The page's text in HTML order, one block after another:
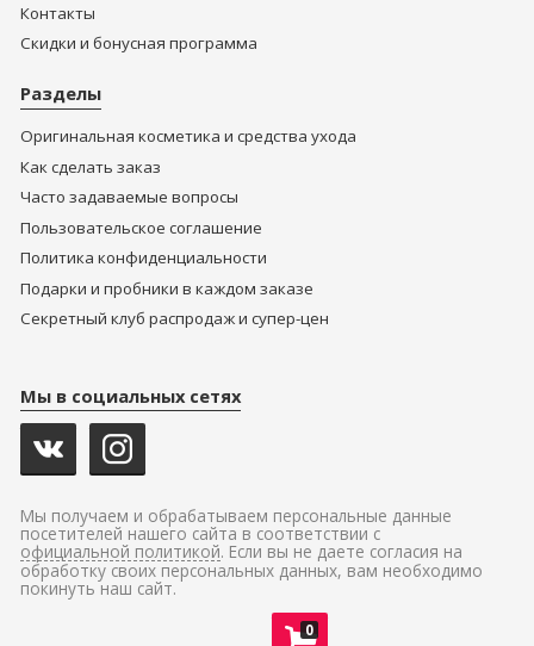
Контакты
Скидки и бонусная программа
Разделы
Оригинальная косметика и средства ухода
Как сделать заказ
Часто задаваемые вопросы
Пользовательское соглашение
Политика конфиденциальности
Подарки и пробники в каждом заказе
Секретный клуб распродаж и супер-цен
Мы в социальных сетях
Мы получаем и обрабатываем персональные данные
посетителей нашего сайта в соответствии с
официальной политикой. Если вы не даете согласия на
обработку своих персональных данных, вам необходимо
покинуть наш сайт.
0